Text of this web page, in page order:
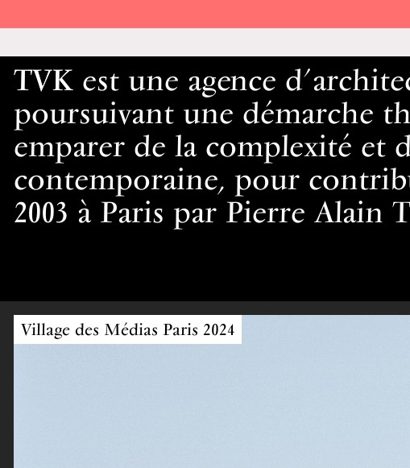
TVK
TVK est une agence
poursuivant une démarche
emparer de la complexité et
contemporaine, pour
2003 à Paris par Pierre
Village des Médias Paris 2024